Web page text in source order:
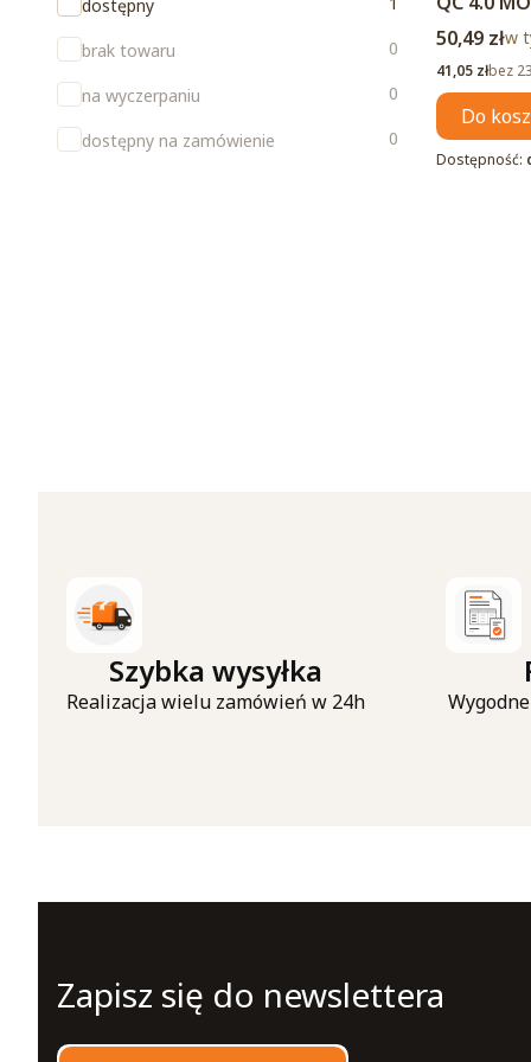
dostępny
brak towaru 0
na wyczerpaniu 0
dostępny na zamówienie 0
Cena
50,49 złw
w
Cena netto
41,05 złbez
Do
Dostępność:
Szybka wysyłka
Realizacja wielu zamówień w 24h
Zapisz się do newslettera